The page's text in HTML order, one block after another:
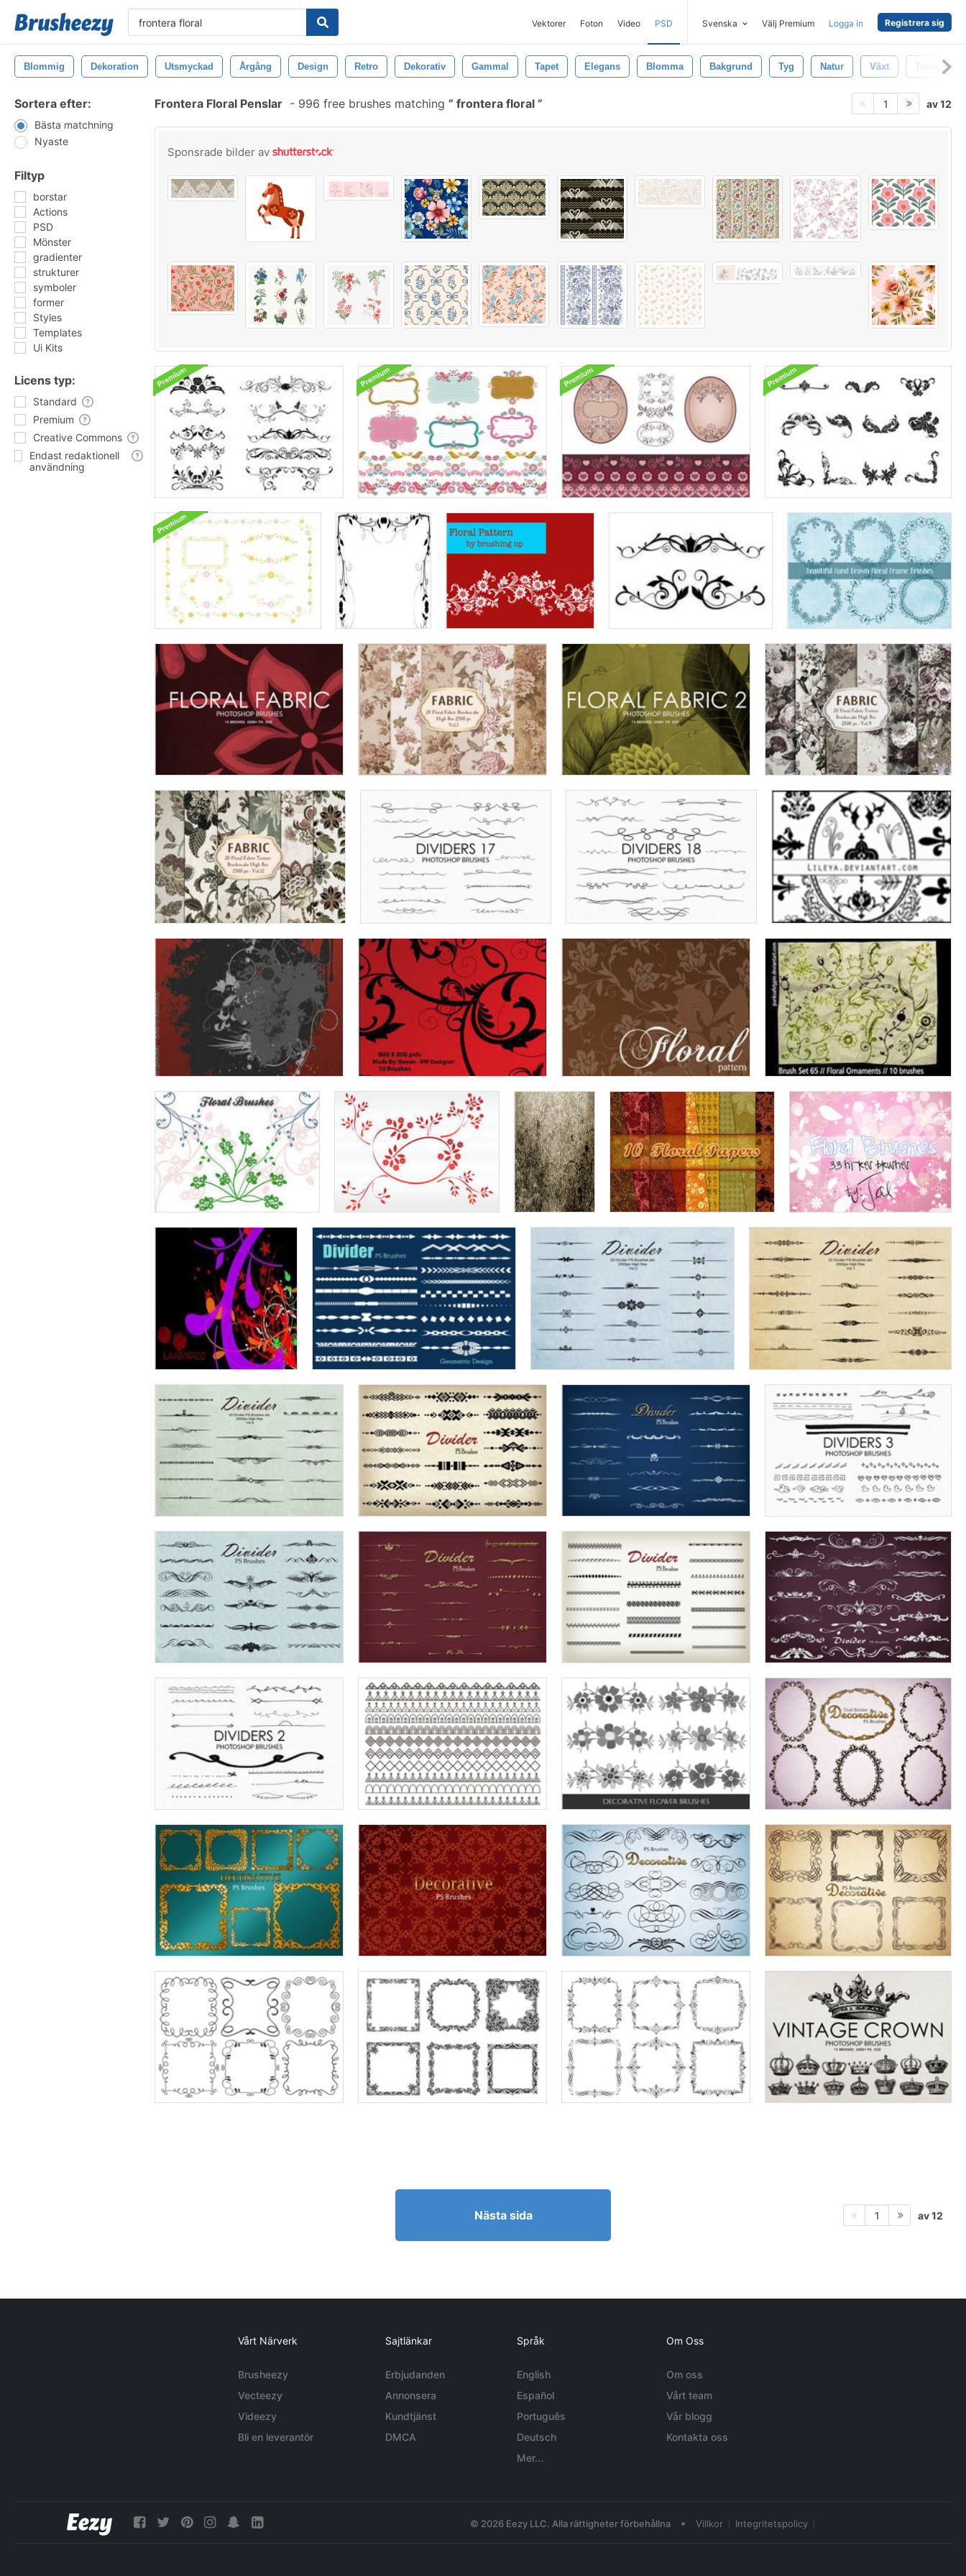
Vektorer Foton Video PSD Svenska Välj Premium Logga in Registrera sig
Blommig Dekoration Utsmyckad Årgång Design Retro Dekorativ Gammal Tapet Elegans Blomma Bakgrund Tyg Natur Växt Textil-
Sortera efter:
Bästa matchning
Nyaste
Filtyp
borstar
Actions
PSD
Mönster
gradienter
strukturer
symboler
former
Styles
Templates
Ui Kits
Licens typ:
Standard
Premium
Creative Commons
Endast redaktionell
användning
Frontera Floral Penslar - 996 free brushes matching frontera floral 1 av 12
Sponsrade bilder av
Nästa sida 1 av 12
Vårt Närverk
Brusheezy
Vecteezy
Videezy
Bli en leverantör
Sajtlänkar
Erbjudanden
Annonsera
Kundtjänst
DMCA
Språk
English
Español
Português
Deutsch
Mer...
Om Oss
Om oss
Vårt team
Vår blogg
Kontakta oss
© 2026 Eezy LLC. Alla rättigheter förbehållna • Villkor Integritetspolicy